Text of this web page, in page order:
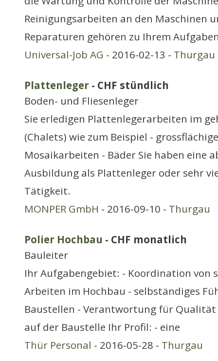
Reinigungsarbeiten an den Maschinen
Reparaturen gehören zu Ihrem
Universal-Job AG - 2016-02-13 - Thurgau
Plattenleger - CHF stündlich
Boden- und Fliesenleger
Sie erledigen Plattenlegerarbeiten im
(Chalets) wie zum Beispiel -
Mosaikarbeiten - Bäder Sie haben eine
Ausbildung als Plattenleger oder sehr
Tätigkeit.
MONPER GmbH - 2016-09-10 - Thurgau
Polier Hochbau - CHF monatlich
Bauleiter
Ihr Aufgabengebiet: - Koordination von
Arbeiten im Hochbau - selbständiges
Baustellen - Verantwortung für
auf der Baustelle Ihr Profil: - eine
Thür Personal - 2016-05-28 - Thurgau